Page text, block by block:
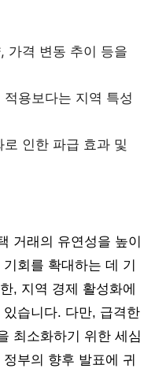
가격 변동 추이 등을
적용보다는 지역 특성
로 인한 파급 효과 및
거래의 유연성을 높이
회를 확대하는 데 기
, 지역 경제 활성화에
습니다. 다만, 급격한
최소화하기 위한 세심
부의 향후 발표에 귀